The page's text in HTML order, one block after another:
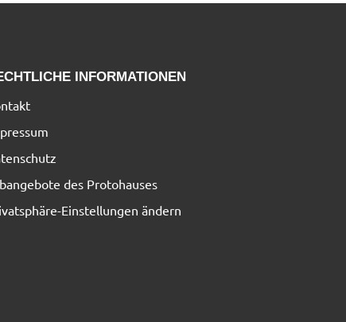
INFORMATIONEN
des Protohauses
Einstellungen ändern